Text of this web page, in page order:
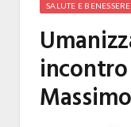
SALUTE E BENESSERE